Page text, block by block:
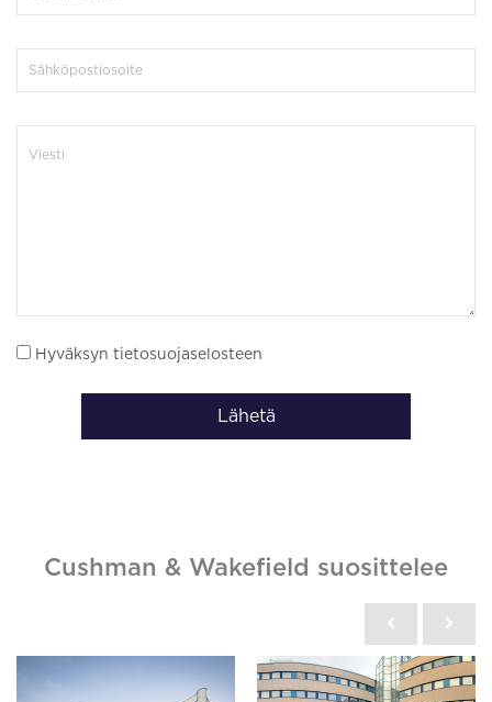
Hyväksyn tietosuojaselosteen
Lähetä
Cushman & Wakefield suosittelee